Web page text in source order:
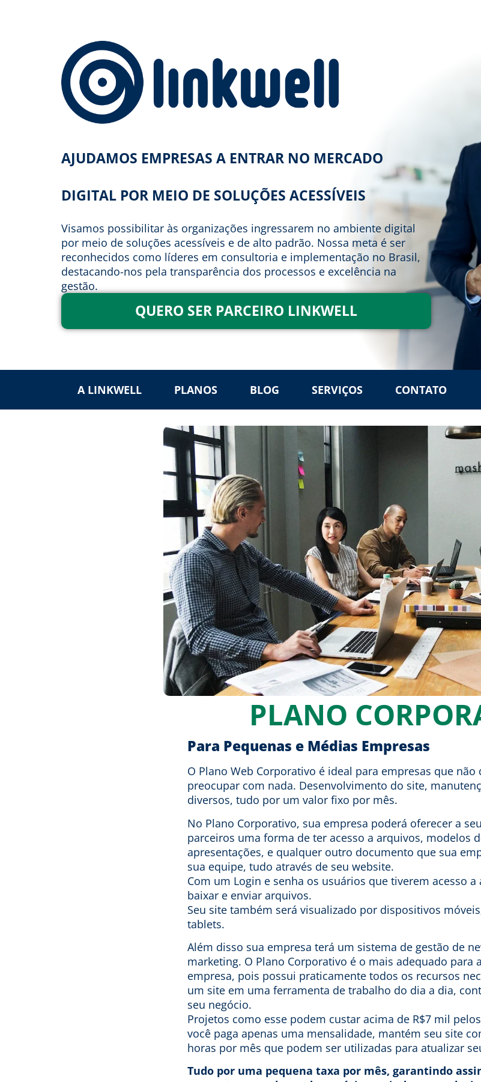
AJUDAMOS EMPRESAS A ENTRAR NO MERCADO
DIGITAL POR MEIO DE SOLUÇÕES ACESSÍVEIS
Visamos possibilitar às organizações ingressarem no ambiente digital
por meio de soluções acessíveis e de alto padrão. Nossa meta é ser
reconhecidos como líderes em consultoria e implementação no Brasil,
destacando-nos pela transparência dos processos e excelência na
gestão.
QUERO SER PARCEIRO LINKWELL
A LINKWELL PLANOS BLOG SERVIÇOS CONTATO
PLANO
Para Pequenas e Médias Empresas
O Plano Web Corporativo é ideal para empresas que
preocupar com nada. Desenvolvimento do site,
diversos, tudo por um valor fixo por mês.
No Plano Corporativo, sua empresa poderá oferecer a
parceiros uma forma de ter acesso a arquivos, modelos
apresentações, e qualquer outro documento que sua
sua equipe, tudo através de seu website.
Com um Login e senha os usuários que tiverem acesso
baixar e enviar arquivos.
Seu site também será visualizado por dispositivos
tablets.
Além disso sua empresa terá um sistema de gestão de
marketing. O Plano Corporativo é o mais adequado para
empresa, pois possui praticamente todos os recursos
um site em uma ferramenta de trabalho do dia a dia,
seu negócio.
Projetos como esse podem custar acima de R$7 mil
você paga apenas uma mensalidade, mantém seu site
horas por mês que podem ser utilizadas para atualizar
Tudo por uma pequena taxa por mês, garantindo